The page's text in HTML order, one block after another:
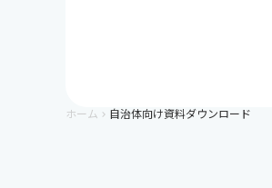
ホーム keyboard_arrow_right 自治体向け資料ダウンロード